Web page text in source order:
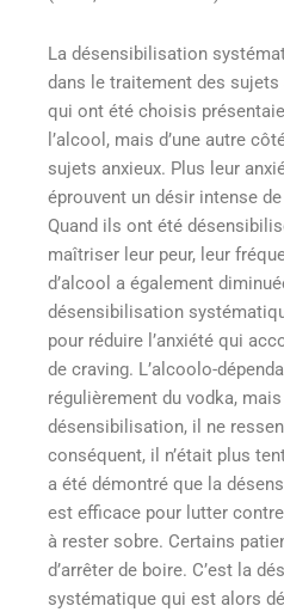
La désensibilisation
dans le traitement des
qui ont été choisis
l’alcool, mais d’une autre
sujets anxieux. Plus leur
éprouvent un désir intense
Quand ils ont été
maîtriser leur peur, leur
d’alcool a également
désensibilisation
pour réduire l’anxiété qui
de craving. L’alcoolo-
régulièrement du vodka,
désensibilisation, il ne
conséquent, il n’était plus
a été démontré que la
est efficace pour lutter contre
à rester sobre. Certains
d’arrêter de boire. C’est la
systématique qui est alors